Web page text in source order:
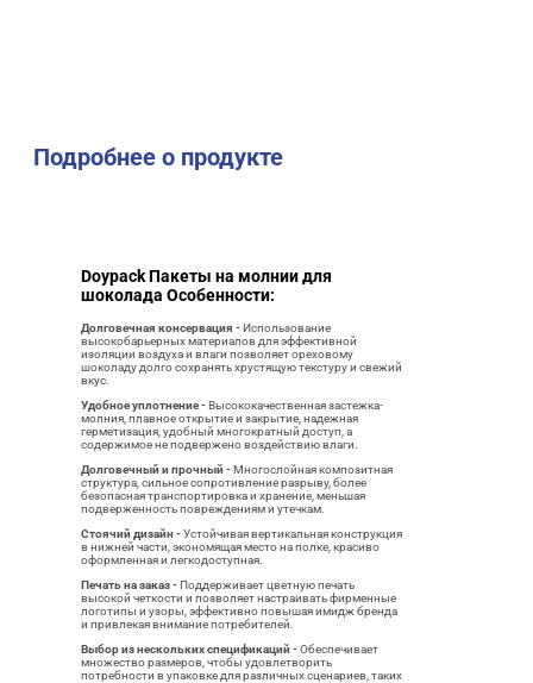
Подробнее о продукте
Doypack Пакеты на молнии для
шоколада Особенности:
Долговечная консервация - Использование
высокобарьерных материалов для эффективной
изоляции воздуха и влаги позволяет ореховому
шоколаду долго сохранять хрустящую текстуру и свежий
вкус.
Удобное уплотнение - Высококачественная застежка-
молния, плавное открытие и закрытие, надежная
герметизация, удобный многократный доступ, а
содержимое не подвержено воздействию влаги.
Долговечный и прочный - Многослойная композитная
структура, сильное сопротивление разрыву, более
безопасная транспортировка и хранение, меньшая
подверженность повреждениям и утечкам.
Стоячий дизайн -Устойчивая вертикальная конструкция
в нижней части, экономящая место на полке, красиво
оформленная и легкодоступная.
Печать на заказ - Поддерживает цветную печать
высокой четкости и позволяет настраивать фирменные
логотипы и узоры, эффективно повышая имидж бренда
и привлекая внимание потребителей.
Выбор из нескольких спецификаций -Обеспечивает
множество размеров, чтобы удовлетворить
потребности в упаковке для различных сценариев, таких